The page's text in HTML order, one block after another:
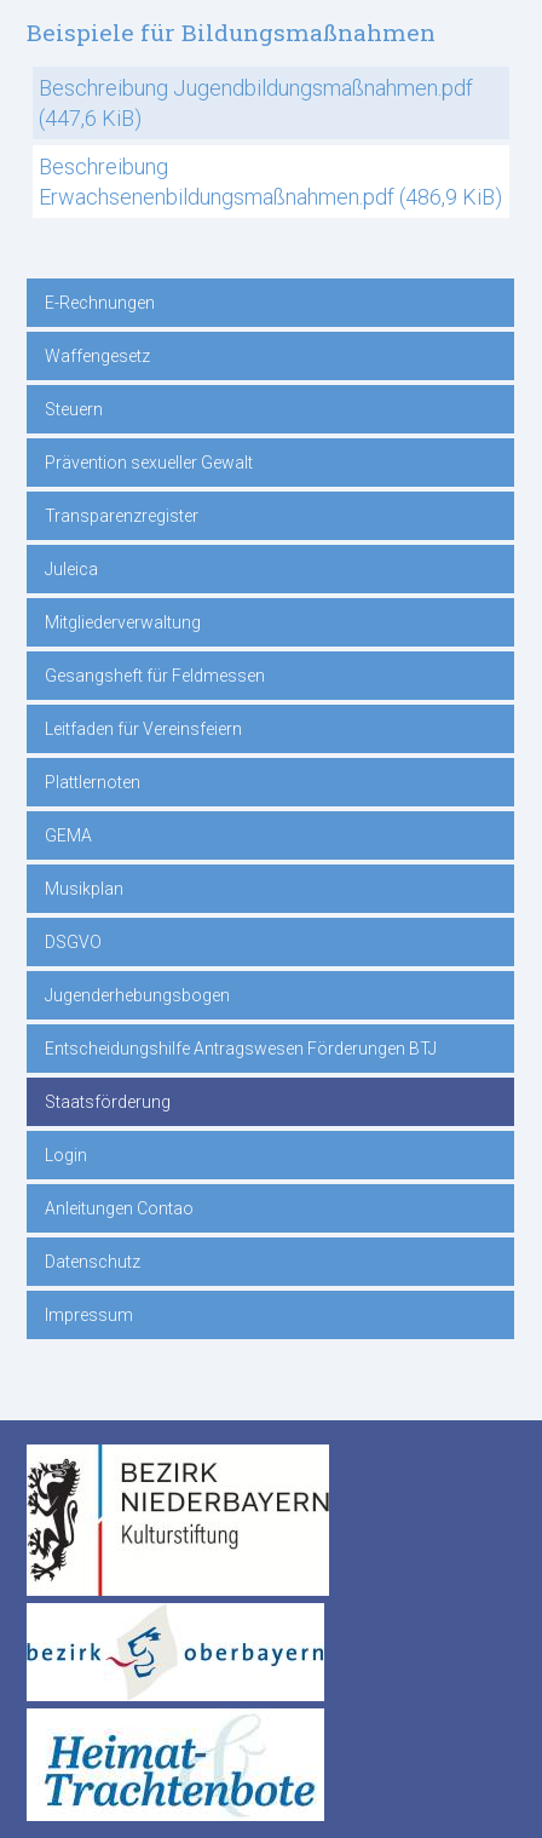
Beispiele für Bildungsmaßnahmen
Beschreibung Jugendbildungsmaßnahmen.pdf
(447,6 KiB)
Beschreibung
Erwachsenenbildungsmaßnahmen.pdf (486,9 KiB)
Navigation
überspringen
E-Rechnungen
Waffengesetz
Steuern
Prävention sexueller Gewalt
Transparenzregister
Juleica
Mitgliederverwaltung
Gesangsheft für Feldmessen
Leitfaden für Vereinsfeiern
Plattlernoten
GEMA
Musikplan
DSGVO
Jugenderhebungsbogen
Entscheidungshilfe Antragswesen Förderungen BTJ
Staatsförderung
Login
Anleitungen Contao
Datenschutz
Impressum